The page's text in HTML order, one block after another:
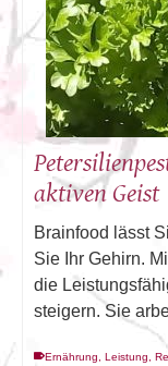
aktiven Geist
Brainfood lässt
Sie Ihr Gehirn.
die
steigern. Sie
Ernährung Leistung